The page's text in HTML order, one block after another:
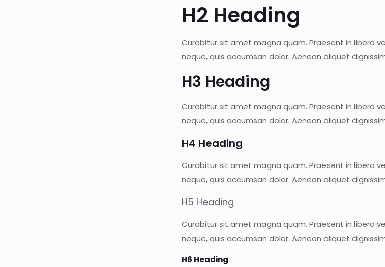
H2 Heading
Curabitur sit amet magna quam. Praesent in libero
neque, quis accumsan dolor. Aenean aliquet
H3 Heading
Curabitur sit amet magna quam. Praesent in libero
neque, quis accumsan dolor. Aenean aliquet
H4 Heading
Curabitur sit amet magna quam. Praesent in libero
neque, quis accumsan dolor. Aenean aliquet
H5 Heading
Curabitur sit amet magna quam. Praesent in libero
neque, quis accumsan dolor. Aenean aliquet
H6 Heading